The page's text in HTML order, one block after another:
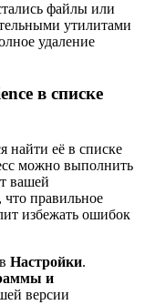
файлы или
утилитами
удаление
в списке
найти её в списке
можно выполнить
вашей
правильное
избежать ошибок
Настройки.
и
версии